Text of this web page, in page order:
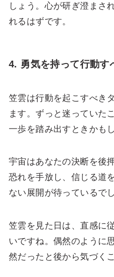
しょう。心が研ぎ澄まさ
れるはずです。
4. 勇気を持って行動す
笠雲は行動を起こすべき
ます。ずっと迷っていた
一歩を踏み出すときかも
宇宙はあなたの決断を後
恐れを手放し、信じる道
ない展開が待っているで
笠雲を見た日は、直感に
いですね。偶然のように
然だったと後から気づく